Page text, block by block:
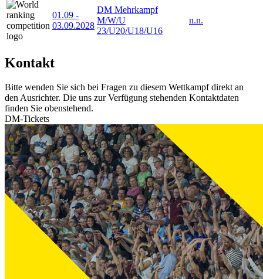
01.09 -
03.09.2028
DM Mehrkampf
M/W/U
23/U20/U18/U16
n.n.
Kontakt
Bitte wenden Sie sich bei Fragen zu diesem Wettkampf direkt an
den Ausrichter. Die uns zur Verfügung stehenden Kontaktdaten
finden Sie obenstehend.
DM-Tickets